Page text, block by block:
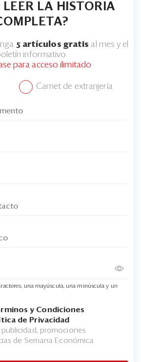
LEER LA HISTORIA
5 artículos gratis al mes y el
informativo.
para acceso ilimitado
Carnet de extranjería
una mayúscula, una minúscula y un
y Condiciones
de Privacidad
promociones
de Semana Económica